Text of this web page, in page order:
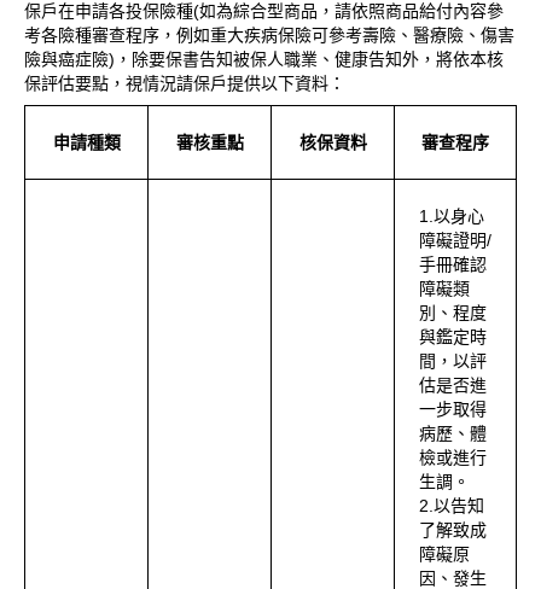
保戶在申請各投保險種(如為綜合型商品，請依照商品給付內容參
考各險種審查程序，例如重大疾病保險可參考壽險、醫療險、傷害
險與癌症險)，除要保書告知被保人職業、健康告知外，將依本核
保評估要點，視情況請保戶提供以下資料：
申請種類 審核重點 核保資料 審查程序
1.以身心
障礙證明/
手冊確認
障礙類
別、程度
與鑑定時
間，以評
估是否進
一步取得
病歷、體
檢或進行
生調。
2.以告知
了解致成
障礙原
因、發生